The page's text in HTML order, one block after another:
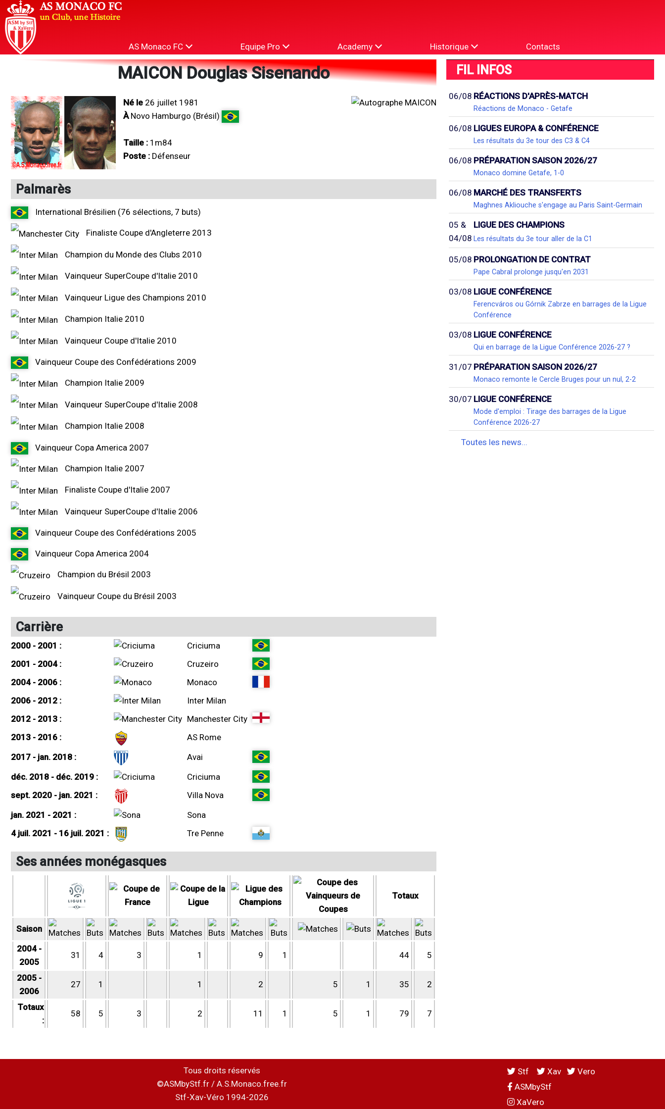
AS Monaco FC Equipe Pro Academy Historique Contacts
MAICON Douglas Sisenando
Né le 26 juillet 1981
ÀNovo Hamburgo (Brésil)
Taille : 1m84
Poste : Défenseur
Palmarès
International Brésilien (76 sélections, 7 buts)
Finaliste Coupe d'Angleterre 2013
Champion du Monde des Clubs 2010
Vainqueur SuperCoupe d'Italie 2010
Vainqueur Ligue des Champions 2010
Champion Italie 2010
Vainqueur Coupe d'Italie 2010
Vainqueur Coupe des Confédérations 2009
Champion Italie 2009
Vainqueur SuperCoupe d'Italie 2008
Champion Italie 2008
Vainqueur Copa America 2007
Champion Italie 2007
Finaliste Coupe d'Italie 2007
Vainqueur SuperCoupe d'Italie 2006
Vainqueur Coupe des Confédérations 2005
Vainqueur Copa America 2004
Champion du Brésil 2003
Vainqueur Coupe du Brésil 2003
Carrière
2000 - 2001 :
Criciuma
2001 - 2004 :
Cruzeiro
2004 - 2006 :
Monaco
2006 - 2012 :
Inter Milan
2012 - 2013 :
Manchester City
2013 - 2016 :
AS Rome
2017 - jan. 2018 :
Avai
déc. 2018 - déc. 2019 :
Criciuma
sept. 2020 - jan. 2021 :
Villa Nova
jan. 2021 - 2021 :
Sona
4 juil. 2021 - 16 juil. 2021 :
Tre Penne
Ses années monégasques
Totaux
Saison
2004 -
2005
31 4 3 1 9 1 44 5
2005 -
2006
27 1 1 2 5 1 35 2
Totaux
:
58 5 3 2 11 1 5 1 79 7
FIL INFOS
06/08 RÉACTIONS D'APRÈS-MATCH
Réactions de Monaco - Getafe
06/08 LIGUES EUROPA & CONFÉRENCE
Les résultats du 3e tour des C3 & C4
06/08 PRÉPARATION SAISON 2026/27
Monaco domine Getafe, 1-0
06/08 MARCHÉ DES TRANSFERTS
Maghnes Akliouche s'engage au Paris Saint-Germain
05 &
04/08
LIGUE DES CHAMPIONS
Les résultats du 3e tour aller de la C1
05/08 PROLONGATION DE CONTRAT
Pape Cabral prolonge jusqu'en 2031
03/08 LIGUE CONFÉRENCE
Ferencváros ou Górnik Zabrze en barrages de la Ligue
Conférence
03/08 LIGUE CONFÉRENCE
Qui en barrage de la Ligue Conférence 2026-27 ?
31/07 PRÉPARATION SAISON 2026/27
Monaco remonte le Cercle Bruges pour un nul, 2-2
30/07 LIGUE CONFÉRENCE
Mode d'emploi : Tirage des barrages de la Ligue
Conférence 2026-27
Toutes les news...
Tous droits réservés
©ASMbyStf.fr / A.S.Monaco.free.fr
Stf-Xav-Véro 1994-2026
Stf Xav
Vero
ASMbyStf
XaVero